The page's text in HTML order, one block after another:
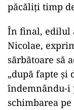
păcăliți timp
În final, edilul
Nicolae,
sărbătoare să
„după fapte și
îndemnându-i
schimbarea pe